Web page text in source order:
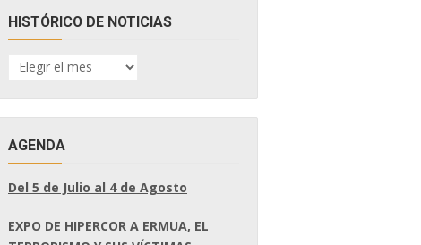
HISTÓRICO DE NOTICIAS
HISTÓRICO
DE
AGENDA
Del 5 de Julio al 4 de Agosto
EXPO DE HIPERCOR A ERMUA, EL